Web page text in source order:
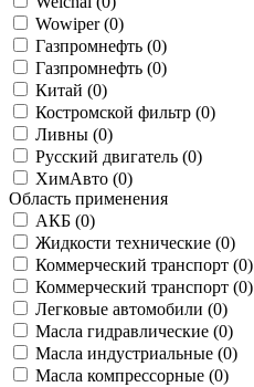
Wowiper (0)
Газпромнефть (0)
Газпромнефть (0)
Китай (0)
Костромской фильтр (0)
Ливны (0)
Русский двигатель (0)
ХимАвто (0)
Область применения
АКБ (0)
Жидкости технические (0)
Коммерческий транспорт (0)
Коммерческий транспорт (0)
Легковые автомобили (0)
Масла гидравлические (0)
Масла индустриальные (0)
Масла компрессорные (0)